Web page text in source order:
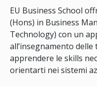
EU Business School
(Hons) in Business
Technology) con un
all’insegnamento
apprendere le skills
orientarti nei sistemi